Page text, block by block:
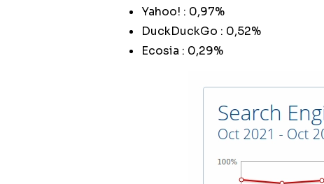
Yahoo! : 0,97%
DuckDuckGo : 0,52%
Ecosia : 0,29%